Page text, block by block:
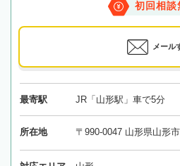
初回相談
メール
最寄駅 JR「山形駅」車で5分
所在地 〒990-0047 山形県山形